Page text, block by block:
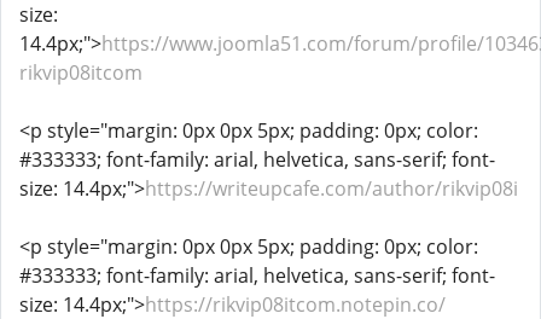
size:
14.4px;">https://www.joomla51.com/forum/profile/
rikvip08itcom
<p style="margin: 0px 0px 5px; padding: 0px; color:
#333333; font-family: arial, helvetica, sans-serif; font-
size: 14.4px;">https://writeupcafe.com/author/rikvip08i
<p style="margin: 0px 0px 5px; padding: 0px; color:
#333333; font-family: arial, helvetica, sans-serif; font-
size: 14.4px;">https://rikvip08itcom.notepin.co/